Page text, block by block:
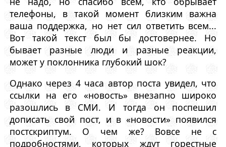
телефоны, в такой момент близким важна
ваша поддержка, но нет сил ответить всем...
Вот такой текст был бы достовернее. Но
бывает разные люди и разные реакции,
может у поклонника глубокий шок?
Однако через 4 часа автор поста увидел, что
ссылки на его «новость» внезапно широко
разошлись в СМИ. И тогда он поспешил
дописать свой пост, и в «новости» появился
постскриптум. О чем же? Вовсе не с
подробностями, которых ждут горестные